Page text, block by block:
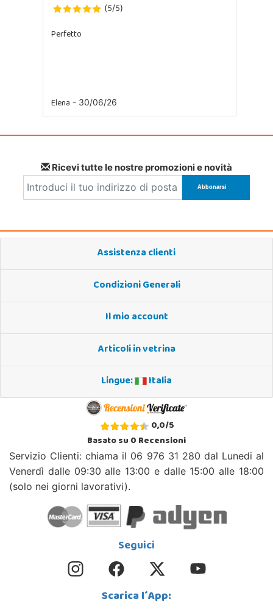
(5/5)
Perfetto
Elena - 30/06/26
Ricevi tutte le nostre promozioni e novità
Assistenza clienti
Condizioni Generali
Il mio account
Articoli in vetrina
Lingue:
Italia
0,0/5
Basato su0Recensioni
Servizio Clienti: chiama il 06 976 31 280 dal Lunedi al
Venerdì dalle 09:30 alle 13:00 e dalle 15:00 alle 18:00
(solo nei giorni lavorativi).
Seguici
Scarica l´App: